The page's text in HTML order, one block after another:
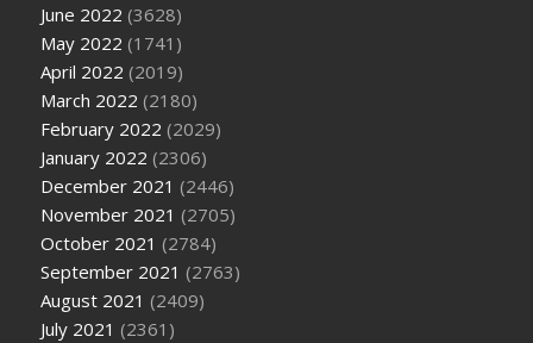
June 2022 (3628)
May 2022 (1741)
April 2022 (2019)
March 2022 (2180)
February 2022 (2029)
January 2022 (2306)
December 2021 (2446)
November 2021 (2705)
October 2021 (2784)
September 2021 (2763)
August 2021 (2409)
July 2021 (2361)